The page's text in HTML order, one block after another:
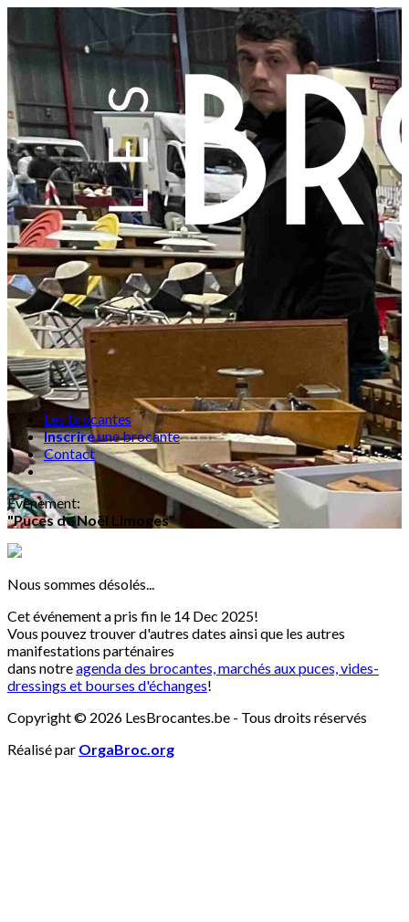
Les brocantes
Inscrireune brocante
Contact
Événement:
"Puces de Noël Limoges"
Nous sommes désolés...
Cet événement a pris fin le 14 Dec 2025!
Vous pouvez trouver d'autres dates ainsi que les autres
manifestations parténaires
dans notreagenda des brocantes, marchés aux puces, vides-
dressings et bourses d'échanges!
Copyright © 2026 LesBrocantes.be - Tous droits réservés
Réalisé par OrgaBroc.org